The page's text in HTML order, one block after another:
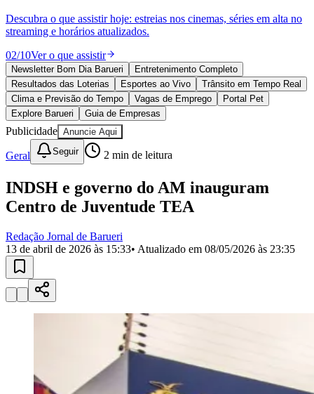
MutingaJardim ParaísoJardim PaulistaJardim ReginaliceJardim São
LuísJardim São PedroJardim São Silvestre
CamargosParque Imperial
do Bom JesusRecanto PhrynéaSantana de
ParnaíbaSilveiraTamboréVale do SolVila BarrosVila Boa VistaVila
do CondeVila Engenho NovoVila MárciaVila Nossa Sra. da
EscadaVila PortoVotupoca
Para Sua Empresa
Anuncie no Portal
Guia de Empresas
Divulgar Vagas
Publicidade Legal
Negócios Regionais
Turismo
Hospitais Estaduais
Parques & Represas
Cidades da Região
Santana de Parnaíba
do Bom Jesus
RochaFrancisco MoratoTaboão da SerraEmbu das ArtesSão Roque
Guia de Empresas
Vagas na Região
Descubra o que assistir hoje: estreias nos cinemas, séries em alta no
streaming e horários atualizados.
02/10Ver o que assistir
Newsletter Bom Dia Barueri
Entretenimento Completo
Resultados das Loterias
Esportes ao Vivo
Trânsito em Tempo Real
Clima e Previsão do Tempo
Vagas de Emprego
Portal Pet
Explore Barueri
Guia de Empresas
Publicidade Anuncie Aqui
Geral Seguir 2 min de leitura
INDSH e governo do AM inauguram
Centro de Juventude TEA
Redação Jornal de Barueri
13 de abril de 2026 às 15:33• Atualizado em 08/05/2026 às 23:35